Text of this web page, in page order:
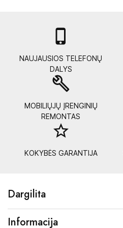

NAUJAUSIOS TELEFONŲ
DALYS
build
MOBILIŲJŲ ĮRENGINIŲ
REMONTAS
star_border
KOKYBĖS GARANTIJA
Dargilita
Informacija